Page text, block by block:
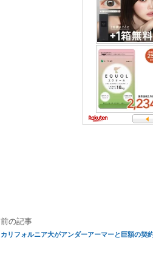
前の記事
カリフォルニア大がアンダーアーマーと巨額の契